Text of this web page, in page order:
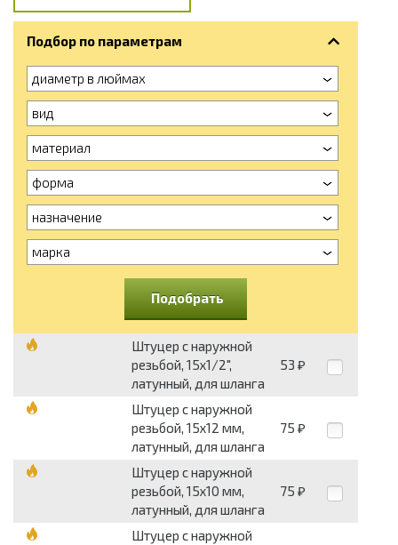
Подбор по параметрам
диаметр в люймах
вид
материал
форма
назначение
марка
Подобрать
Штуцер с наружной
резьбой, 15х1/2",
латунный, для шланга
53 ₽
Штуцер с наружной
резьбой, 15х12 мм,
латунный, для шланга
75 ₽
Штуцер с наружной
резьбой, 15х10 мм,
латунный, для шланга
75 ₽
Штуцер с наружной